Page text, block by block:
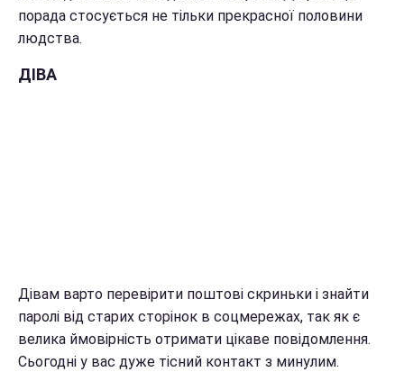
порада стосується не тільки прекрасної половини
людства.
ДІВА
Дівам варто перевірити поштові скриньки і знайти
паролі від старих сторінок в соцмережах, так як є
велика ймовірність отримати цікаве повідомлення.
Сьогодні у вас дуже тісний контакт з минулим.